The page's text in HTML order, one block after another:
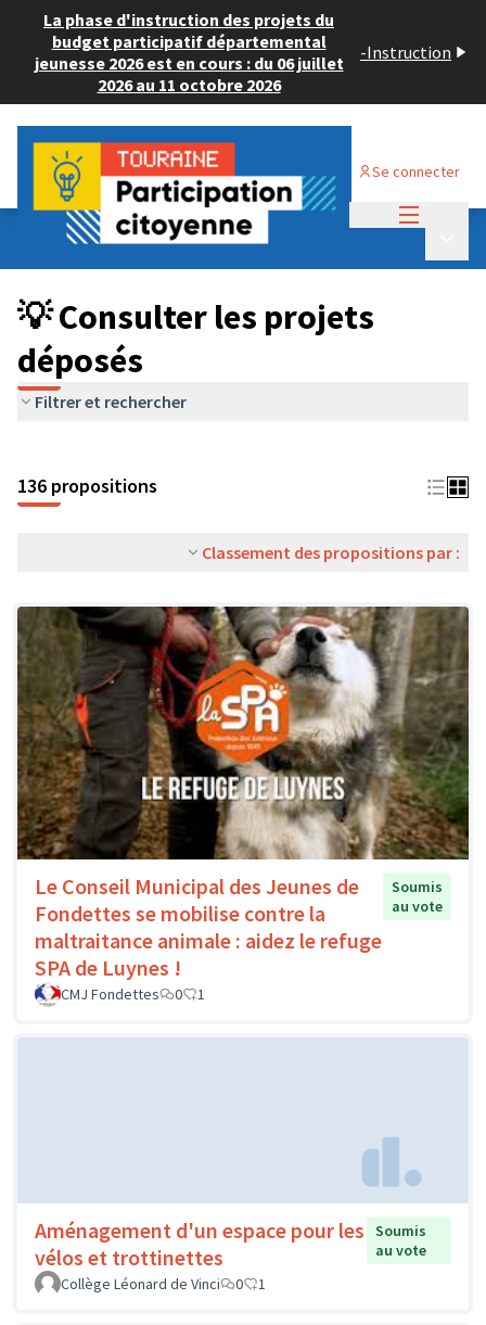
La phase d'instruction des projets du
budget participatif départemental
jeunesse 2026 est en cours : du 06 juillet
2026 au 11 octobre 2026
-Instruction
Se connecter
Budget Participatif JEUNESSE 2024
💡 Consulter les projets déposés
💡 Consulter les projets
déposés
Filtrer et rechercher
136 propositions
Classement des propositions par :
Le Conseil Municipal des Jeunes de
Fondettes se mobilise contre la
maltraitance animale : aidez le refuge
SPA de Luynes !
Soumis
au vote
CMJ Fondettes 0 1
Aménagement d'un espace pour les
vélos et trottinettes
Soumis
au vote
Collège Léonard de Vinci
0 1